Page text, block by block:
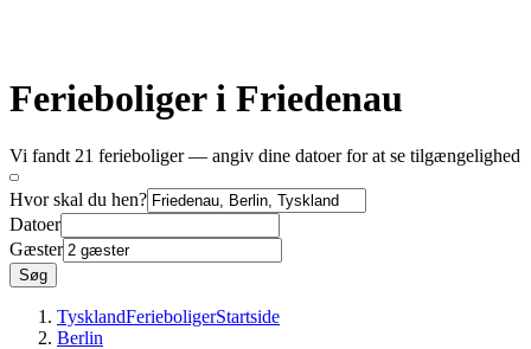
Ferieboliger i Friedenau
Vi fandt 21 ferieboliger — angiv dine datoer for at se tilgængelighed
Hvor skal du hen?
Datoer
Gæster
Søg
TysklandFerieboligerStartside
Berlin